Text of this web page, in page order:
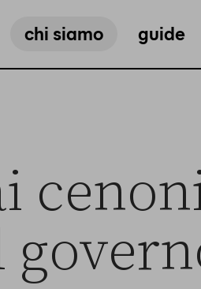
chi siamo guide